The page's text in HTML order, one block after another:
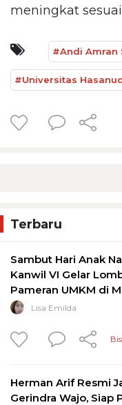
meningkat sesuai
#Andi Amran
#Universitas
Terbaru
Sambut Hari Anak
Kanwil VI Gelar
Pameran UMKM di
Lisa Emilda
Herman Arif Resmi
Gerindra Wajo, Siap